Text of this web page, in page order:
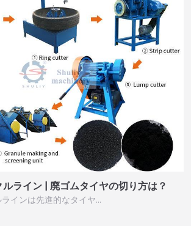
ライン | 廃ゴムタイヤの切り方は？
インは先進的なタイヤ…